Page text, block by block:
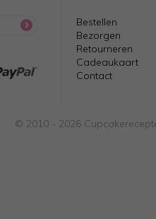
Bestellen
Bezorgen
Retourneren
Cadeaukaart
Contact
© 2010 - 2026